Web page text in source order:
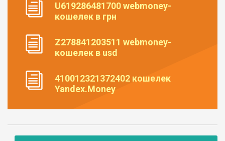
U619286481700 webmoney-
кошелек в грн
Z278841203511 webmoney-
кошелек в usd
410012321372402 кошелек
Yandex.Money